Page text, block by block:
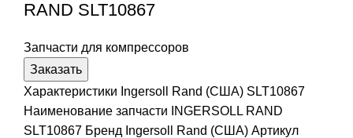
RAND SLT10867
Запчасти для компрессоров
Заказать
Характеристики Ingersoll Rand (США) SLT10867
Наименование запчасти INGERSOLL RAND
SLT10867 Бренд Ingersoll Rand (США) Артикул